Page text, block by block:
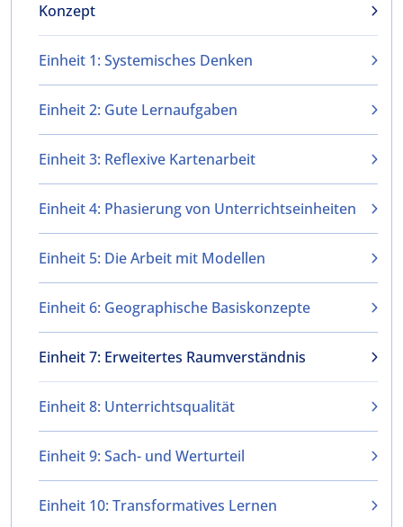
Konzept
Einheit 1: Systemisches Denken
Einheit 2: Gute Lernaufgaben
Einheit 3: Reflexive Kartenarbeit
Einheit 4: Phasierung von Unterrichtseinheiten
Einheit 5: Die Arbeit mit Modellen
Einheit 6: Geographische Basiskonzepte
Einheit 7: Erweitertes Raumverständnis
Einheit 8: Unterrichtsqualität
Einheit 9: Sach- und Werturteil
Einheit 10: Transformatives Lernen